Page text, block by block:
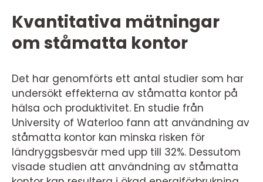
Kvantitativa mätningar
om ståmatta kontor
Det har genomförts ett antal studier som har
undersökt effekterna av ståmatta kontor på
hälsa och produktivitet. En studie från
University of Waterloo fann att användning av
ståmatta kontor kan minska risken för
ländryggsbesvär med upp till 32%. Dessutom
visade studien att användning av ståmatta